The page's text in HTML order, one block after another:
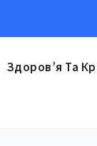
Здоров’я Та